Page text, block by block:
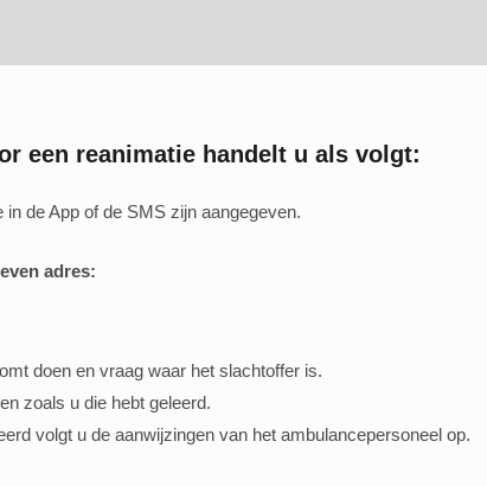
een reanimatie handelt u als volgt:
de App of de SMS zijn aangegeven.
adres:
doen en vraag waar het slachtoffer is.
zoals u die hebt geleerd.
volgt u de aanwijzingen van het ambulancepersoneel op.